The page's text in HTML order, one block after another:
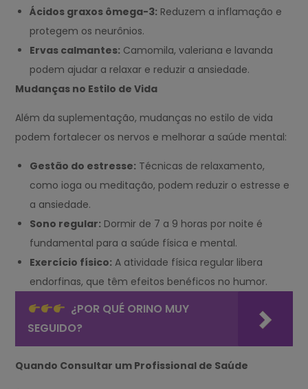
Ácidos graxos ômega-3: Reduzem a inflamação e
protegem os neurônios.
Ervas calmantes: Camomila, valeriana e lavanda
podem ajudar a relaxar e reduzir a ansiedade.
Mudanças no Estilo de Vida
Além da suplementação, mudanças no estilo de vida
podem fortalecer os nervos e melhorar a saúde mental:
Gestão do estresse: Técnicas de relaxamento,
como ioga ou meditação, podem reduzir o estresse e
a ansiedade.
Sono regular: Dormir de 7 a 9 horas por noite é
fundamental para a saúde física e mental.
Exercício físico: A atividade física regular libera
endorfinas, que têm efeitos benéficos no humor.
¿POR QUÉ ORINO MUY
SEGUIDO?
Quando Consultar um Profissional de Saúde